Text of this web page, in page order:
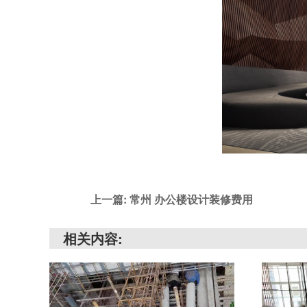
上一篇: 常州 办公楼设计装修费用
相关内容: